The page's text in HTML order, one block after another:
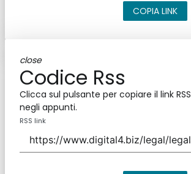
COPIA LINK
close
Codice Rss
Clicca sul pulsante per copiare il link RSS
negli appunti.
RSS link